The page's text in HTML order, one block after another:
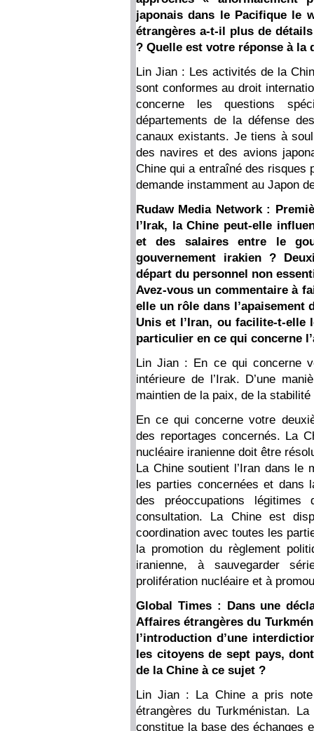
japonais dans le Pacifique le
étrangères a-t-il plus de
? Quelle est votre réponse à la
Lin Jian : Les activités de la
sont conformes au droit
concerne les questions
départements de la défense
canaux existants. Je tiens à
des navires et des avions
Chine qui a entraîné des risques
demande instamment au Japon
Rudaw Media Network :
l’Irak, la Chine peut-elle
et des salaires entre le
gouvernement irakien ?
départ du personnel non
Avez-vous un commentaire à
elle un rôle dans l’apaisement
Unis et l’Iran, ou facilite-t-elle
particulier en ce qui concerne
Lin Jian : En ce qui concerne
intérieure de l’Irak. D’une
maintien de la paix, de la
En ce qui concerne votre
des reportages concernés. La
nucléaire iranienne doit être
La Chine soutient l’Iran dans le
les parties concernées et dans
des préoccupations
consultation. La Chine est
coordination avec toutes les
la promotion du règlement
iranienne, à sauvegarder
prolifération nucléaire et à
Global Times : Dans une
Affaires étrangères du
l’introduction d’une
les citoyens de sept pays,
de la Chine à ce sujet ?
Lin Jian : La Chine a pris
étrangères du Turkménistan.
constitue la base des échanges